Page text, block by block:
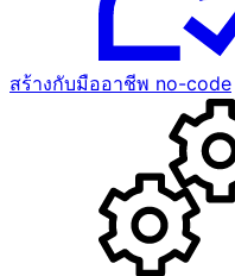
สร้างกับมืออาชีพ no-code